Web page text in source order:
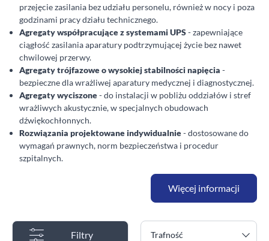
przejęcie zasilania bez udziału personelu, również w nocy i poza
godzinami pracy działu technicznego.
Agregaty współpracujące z systemami UPS- zapewniające
ciągłość zasilania aparatury podtrzymującej życie bez nawet
chwilowej przerwy.
Agregaty trójfazowe o wysokiej stabilności napięcia -
bezpieczne dla wrażliwej aparatury medycznej i diagnostycznej.
Agregaty wyciszone- do instalacji w pobliżu oddziałów i stref
wrażliwych akustycznie, w specjalnych obudowach
dźwiękochłonnych.
Rozwiązania projektowane indywidualnie- dostosowane do
wymagań prawnych, norm bezpieczeństwa i procedur
szpitalnych.
Więcej informacji
Filtry Trafność